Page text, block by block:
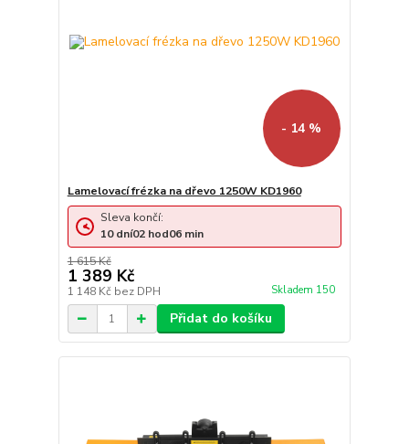
- 14 %
Lamelovací frézka na dřevo 1250W KD1960
1 615 Kč
1 389 Kč
1 148 Kč bez DPH Skladem 150
Sleva končí:
10 dní02 hod06 min
Přidat do košíku